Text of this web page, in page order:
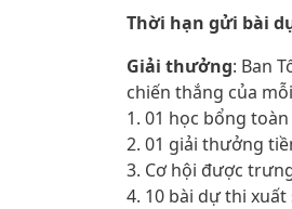
Thời hạn gửi bài
Giải thưởng: Ban
chiến thắng của
1. 01 học bổng
2. 01 giải thưởng
3. Cơ hội được
4. 10 bài dự thi